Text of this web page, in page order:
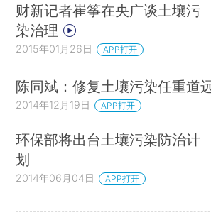
财新记者崔筝在央广谈土壤污
染治理
2015年01月26日 APP打开
陈同斌：修复土壤污染任重道
2014年12月19日 APP打开
环保部将出台土壤污染防治计
划
2014年06月04日 APP打开